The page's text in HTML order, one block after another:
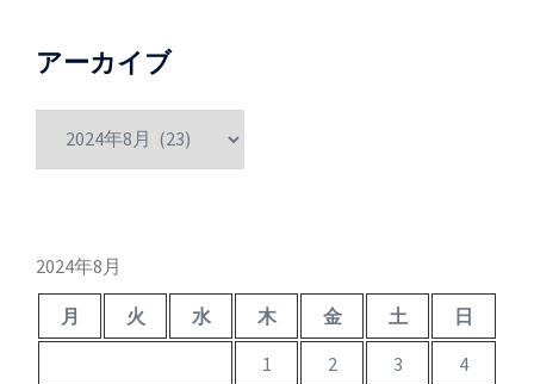
アーカイブ
2024年8月
月 火 水 木 金 土
日
1
2 3
4